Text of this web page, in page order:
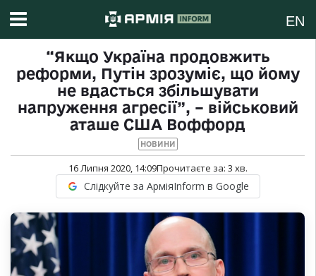
EN
“Якщо Україна продовжить
реформи, Путін зрозуміє, що йому
не вдасться збільшувати
напруження агресії”, – військовий
аташе США Воффорд
НОВИНИ
16 Липня 2020, 14:09Прочитаєте за: 3 хв.
Слідкуйте за АрміяInform в Google